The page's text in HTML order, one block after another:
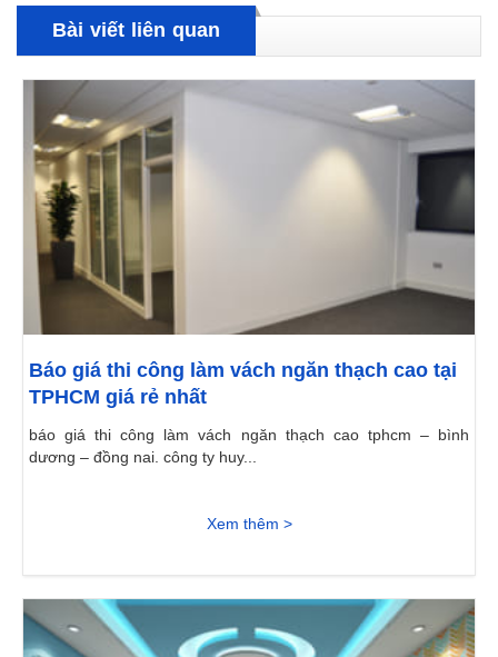
Bài viết liên quan
Báo giá thi công làm vách ngăn thạch cao tại
TPHCM giá rẻ nhất
báo giá thi công làm vách ngăn thạch cao tphcm – bình
dương – đồng nai. công ty huy...
Xem thêm >